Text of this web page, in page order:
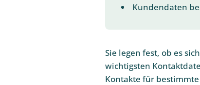
Kundendaten
Sie legen fest, ob es
wichtigsten
Kontakte für